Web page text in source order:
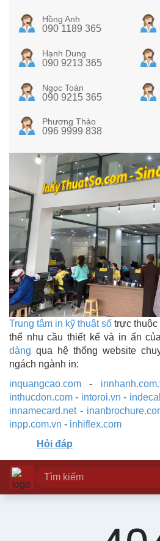
Hồng Anh
090 1189 365
Hạnh Dung
090 9213 365
Ngọc Toàn
090 9215 365
Phương Thảo
096 9999 838
Trung tâm in kỹ thuật số trực thuộc
thể nhu cầu thiết kế và in ấn
dàng qua hệ thống website
ngách ngành in:
inquangcao.com -
inthucdon.com - intoroi.vn -
innamecard.net-
inpp.com.vn - inhiflex.com
Hỏi đáp